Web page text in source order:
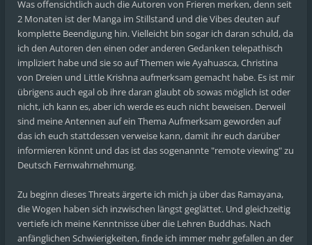
Was offensichtlich auch die Autoren von Frieren merken, denn seit
2 Monaten ist der Manga im Stillstand und die Vibes deuten auf
komplette Beendigung hin. Vielleicht bin sogar ich daran schuld, da
ich den Autoren den einen oder anderen Gedanken telepathisch
impliziert habe und sie so auf Themen wie Ayahuasca, Christina
von Dreien und Little Krishna aufmerksam gemacht habe. Es ist mir
übrigens auch egal ob ihre daran glaubt ob sowas möglich ist oder
nicht, ich kann es, aber ich werde es euch nicht beweisen. Derweil
sind meine Antennen auf ein Thema Aufmerksam geworden auf
das ich euch stattdessen verweise kann, damit ihr euch darüber
informieren könnt und das ist das sogenannte "remote viewing" zu
Deutsch Fernwahrnehmung.
Zu beginn dieses Threats ärgerte ich mich ja über das Ramayana,
die Wogen haben sich inzwischen längst geglättet. Und gleichzeitig
vertiefe ich meine Kenntnisse über die Lehren Buddhas. Nach
anfänglichen Schwierigkeiten, finde ich immer mehr gefallen an der